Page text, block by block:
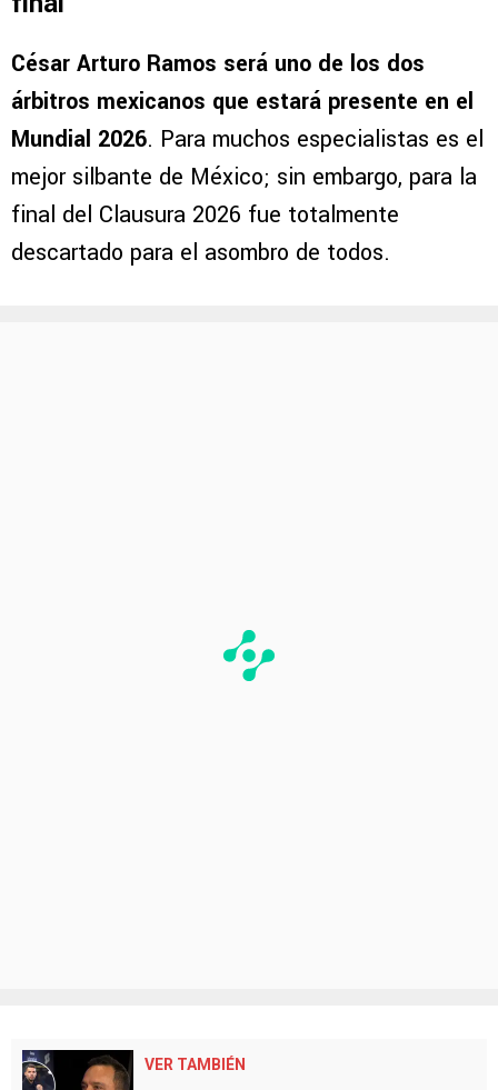
César Arturo Ramos será uno de los dos
árbitros mexicanos que estará presente en el
Mundial 2026. Para muchos especialistas es el
mejor silbante de México; sin embargo, para la
final del Clausura 2026 fue totalmente
descartado para el asombro de todos.
VER TAMBIÉN